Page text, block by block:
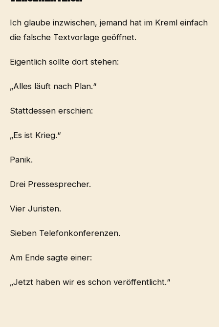
Ich glaube inzwischen, jemand hat im Kreml einfach
die falsche Textvorlage geöffnet.
Eigentlich sollte dort stehen:
„Alles läuft nach Plan.“
Stattdessen erschien:
„Es ist Krieg.“
Panik.
Drei Pressesprecher.
Vier Juristen.
Sieben Telefonkonferenzen.
Am Ende sagte einer:
„Jetzt haben wir es schon veröffentlicht.“